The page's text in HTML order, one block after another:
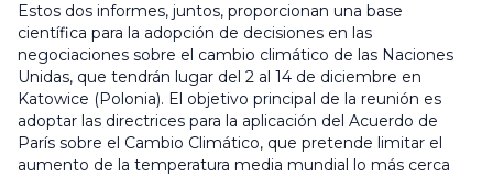
Estos dos informes, juntos, proporcionan una base
científica para la adopción de decisiones en las
negociaciones sobre el cambio climático de las Naciones
Unidas, que tendrán lugar del 2 al 14 de diciembre en
Katowice (Polonia). El objetivo principal de la reunión es
adoptar las directrices para la aplicación del Acuerdo de
París sobre el Cambio Climático, que pretende limitar el
aumento de la temperatura media mundial lo más cerca